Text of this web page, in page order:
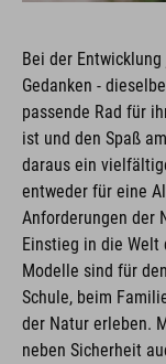
Bei der
Gedanken -
passende Rad für
ist und den Spaß
daraus ein
entweder für eine
Anforderungen der
Einstieg in die Welt
Modelle sind für
Schule, beim
der Natur erleben.
neben Sicherheit